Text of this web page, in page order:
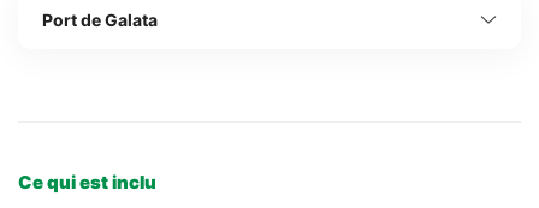
Port de Galata
Ce qui est inclu